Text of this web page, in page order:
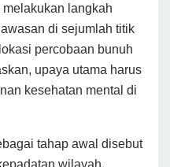
langkah
di sejumlah titik
percobaan bunuh
upaya utama harus
kesehatan mental di
tahap awal disebut